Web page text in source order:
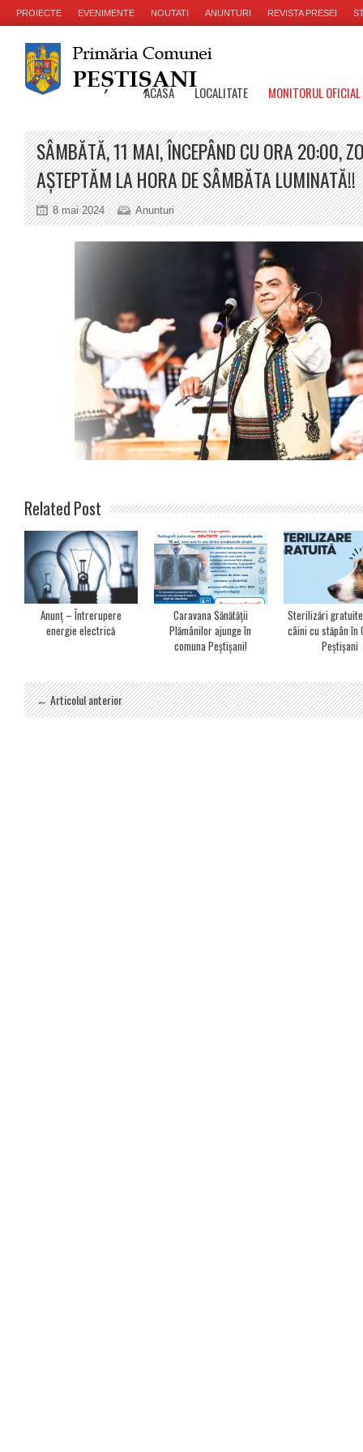
PROIECTE EVENIMENTE NOUTATI ANUNTURI REVISTA PRESEI
ACASA LOCALITATE MONITORUL
SÂMBĂTĂ, 11 MAI, ÎNCEPÂND CU ORA 20:00,
AȘTEPTĂM LA HORA DE SÂMBĂTA LUMINATĂ!!
8 mai 2024 Anunturi
Related Post
Anunț – Întrerupere
energie electrică
Caravana Sănătății
Plămânilor ajunge în
comuna Peștișani!
Sterilizări
câini cu stăpân în
Peștișani
← Articolul anterior